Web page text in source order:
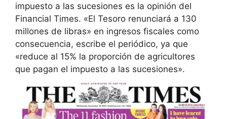
impuesto a las sucesiones es la opinión del
Financial Times. «El Tesoro renunciará a 130
millones de libras» en ingresos fiscales como
consecuencia, escribe el periódico, ya que
«reduce al 15% la proporción de agricultores
que pagan el impuesto a las sucesiones».